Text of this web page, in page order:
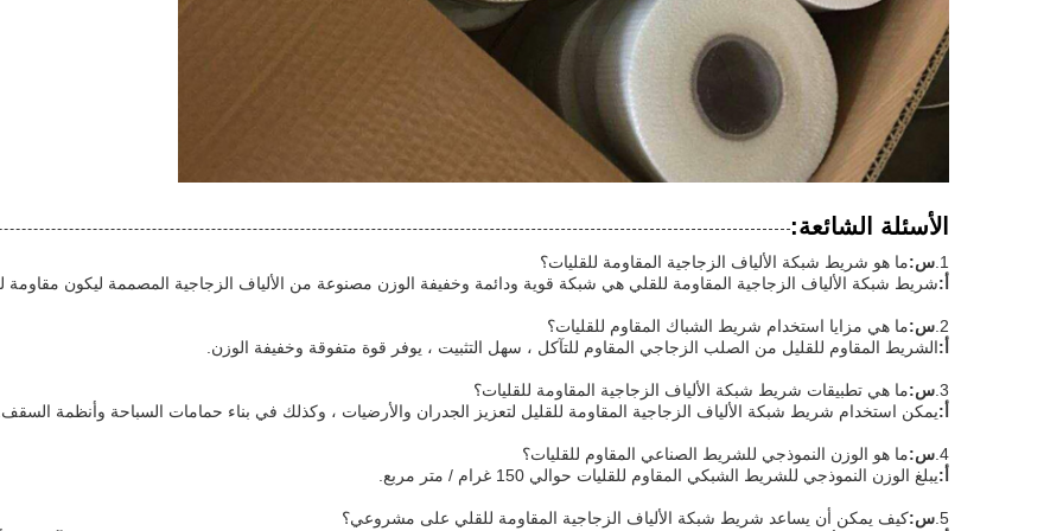
الأسئلة الشائعة:
1. س:ما هو شريط شبكة الألياف الزجاجية المقاومة للقليات؟
أ:شريط شبكة الألياف الزجاجية المقاومة للقلي هي شبكة قوية ودائمة وخفيفة الوزن مصنوعة من الألياف الزجاجية المصممة ليكون مقاومة
2. س:ما هي مزايا استخدام شريط الشباك المقاوم للقليات؟
أ:الشريط المقاوم للقليل من الصلب الزجاجي المقاوم للتآكل ، سهل التثبيت ، يوفر قوة متفوقة وخفيفة الوزن.
3. س:ما هي تطبيقات شريط شبكة الألياف الزجاجية المقاومة للقليات؟
أ:يمكن استخدام شريط شبكة الألياف الزجاجية المقاومة للقليل لتعزيز الجدران والأرضيات ، وكذلك في بناء حمامات السباحة وأنظمة السقف.
4. س:ما هو الوزن النموذجي للشريط الصناعي المقاوم للقليات؟
أ:يبلغ الوزن النموذجي للشريط الشبكي المقاوم للقليات حوالي 150 غرام / متر مربع.
5. س:كيف يمكن أن يساعد شريط شبكة الألياف الزجاجية المقاومة للقلي على مشروعي؟